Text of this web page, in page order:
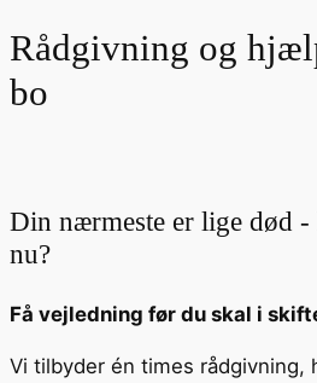
Rådgivning og
bo
Din nærmeste er lige død -
nu?
Få vejledning før du skal i
Vi tilbyder én times rådgivning,